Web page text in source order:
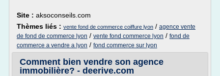
Site : aksoconseils.com
Thèmes liés : vente fond de commerce coiffure lyon / agence vente
de fond de commerce lyon / vente fond commerce lyon / fond de
commerce a vendre a lyon / fond commerce sur lyon
Comment bien vendre son agence
immobilière? - deerive.com